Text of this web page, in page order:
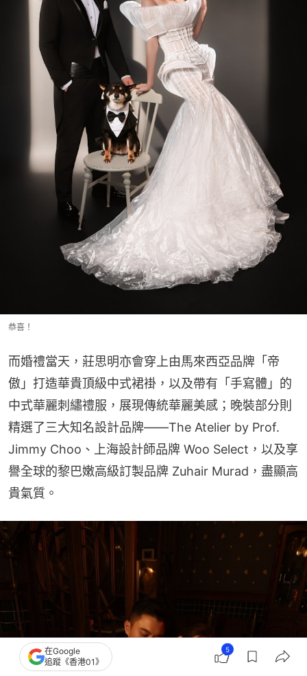
恭喜！
而婚禮當天，莊思明亦會穿上由馬來西亞品牌「帝
傲」打造華貴頂級中式裙褂，以及帶有「手寫體」的
中式華麗刺繡禮服，展現傳統華麗美感；晚裝部分則
精選了三大知名設計品牌——The Atelier by Prof.
Jimmy Choo、上海設計師品牌 Woo Select，以及享
譽全球的黎巴嫩高級訂製品牌 Zuhair Murad，盡顯高
貴氣質。
在Google
追蹤《香港01》
5